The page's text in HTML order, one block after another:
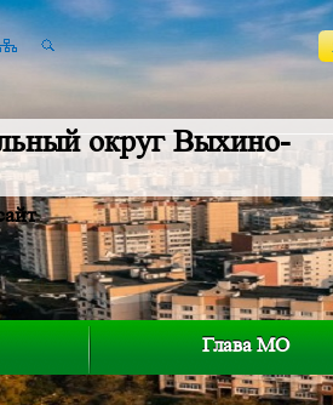
округ Выхино-
Глава МО